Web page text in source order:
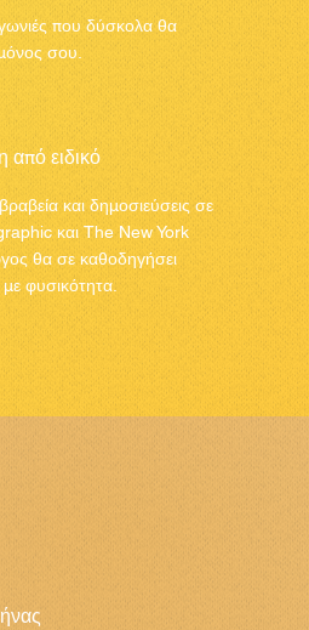
που δύσκολα θα
σου.
ειδικό
και δημοσιεύσεις σε
και The New York
θα σε καθοδηγήσει
με φυσικότητα.